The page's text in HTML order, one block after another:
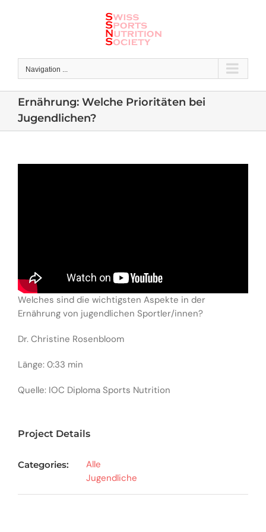
Navigation ...
Ernährung: Welche Prioritäten bei
Jugendlichen?
Welches sind die wichtigsten Aspekte in der
Ernährung von jugendlichen Sportler/innen?
Dr. Christine Rosenbloom
Länge: 0:33 min
Quelle: IOC Diploma Sports Nutrition
Project Details
Categories:
Alle
Jugendliche